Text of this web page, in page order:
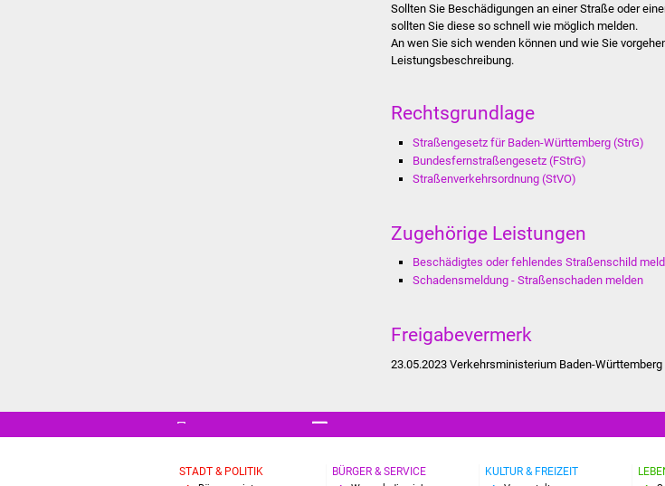
Sollten Sie Beschädigungen an einer Straße oder
sollten Sie diese so schnell wie möglich melden.
An wen Sie sich wenden können und wie Sie
Leistungsbeschreibung.
Rechtsgrundlage
Straßengesetz für Baden-Württemberg (StrG)
Bundesfernstraßengesetz (FStrG)
Straßenverkehrsordnung (StVO)
Zugehörige Leistungen
Beschädigtes oder fehlendes Straßenschild
Schadensmeldung - Straßenschaden melden
Freigabevermerk
23.05.2023 Verkehrsministerium Baden-Württemberg
STADT & POLITIK BÜRGER & SERVICE KULTUR & FREIZEIT